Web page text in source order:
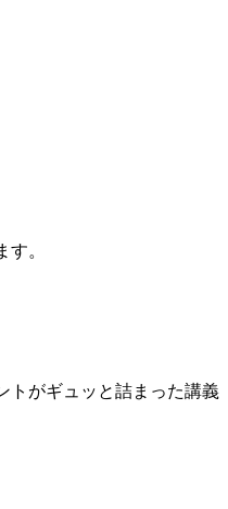
。
トがギュッと詰まった講義